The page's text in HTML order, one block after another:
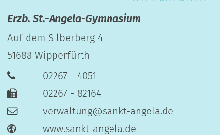
Erzb. St.-Angela-Gymnasium
Auf dem Silberberg 4
51688 Wipperfürth
02267 - 4051
02267 - 82164
verwaltung@sankt-angela.de
www.sankt-angela.de